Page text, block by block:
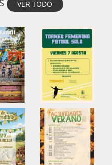
VER TODO